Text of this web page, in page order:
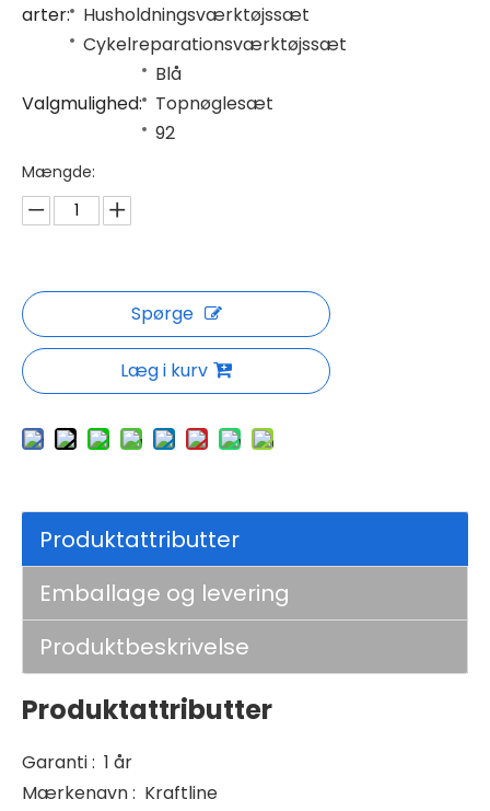
arter:
Husholdningsværktøjssæt
Cykelreparationsværktøjssæt
Valgmulighed:
Blå
Topnøglesæt
92
Mængde:
Spørge
Læg i kurv
Produktattributter
Emballage og levering
Produktbeskrivelse
Produktattributter
Garanti: 1 år
Mærkenavn: Kraftline